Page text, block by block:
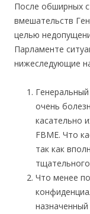
После обширных
вмешательств
целью
Парламенте
нижеследующие
очень
касательно
FBME. Что
так как
Что менее